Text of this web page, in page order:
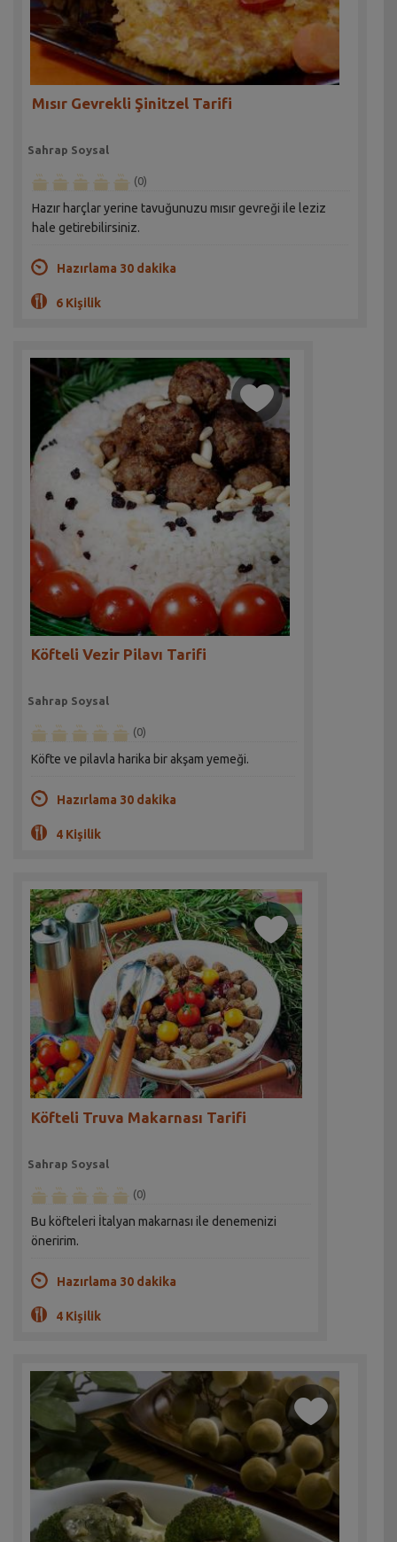
Mısır Gevrekli Şinitzel Tarifi
Sahrap Soysal
(0)
Hazır harçlar yerine tavuğunuzu mısır gevreği ile leziz
hale getirebilirsiniz.
Hazırlama 30 dakika
6 Kişilik
Köfteli Vezir Pilavı Tarifi
Sahrap Soysal
(0)
Köfte ve pilavla harika bir akşam yemeği.
Hazırlama 30 dakika
4 Kişilik
Köfteli Truva Makarnası Tarifi
Sahrap Soysal
(0)
Bu köfteleri İtalyan makarnası ile denemenizi
öneririm.
Hazırlama 30 dakika
4 Kişilik